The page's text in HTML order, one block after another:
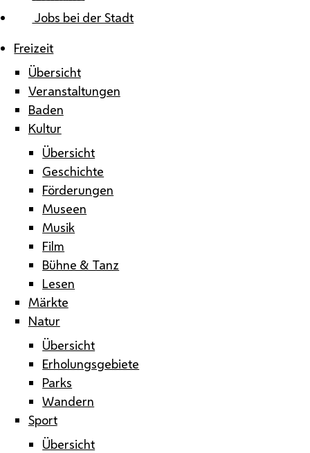
Jobs bei der Stadt
Freizeit
Übersicht
Veranstaltungen
Baden
Kultur
Übersicht
Geschichte
Förderungen
Museen
Musik
Film
Bühne & Tanz
Lesen
Märkte
Natur
Übersicht
Erholungsgebiete
Parks
Wandern
Sport
Übersicht